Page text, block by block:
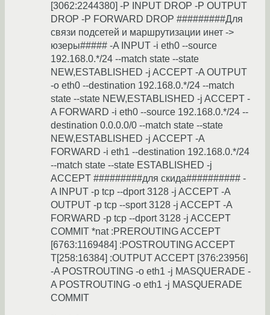
[3062:2244380] -P INPUT DROP -P OUTPUT
DROP -P FORWARD DROP #########Для
связи подсетей и маршрутизации инет ->
юзеры##### -A INPUT -i eth0 --source
192.168.0.*/24 --match state --state
NEW,ESTABLISHED -j ACCEPT -A OUTPUT
-o eth0 --destination 192.168.0.*/24 --match
state --state NEW,ESTABLISHED -j ACCEPT -
A FORWARD -i eth0 --source 192.168.0.*/24 --
destination 0.0.0.0/0 --match state --state
NEW,ESTABLISHED -j ACCEPT -A
FORWARD -i eth1 --destination 192.168.0.*/24
--match state --state ESTABLISHED -j
ACCEPT #########для скида########## -
A INPUT -p tcp --dport 3128 -j ACCEPT -A
OUTPUT -p tcp --sport 3128 -j ACCEPT -A
FORWARD -p tcp --dport 3128 -j ACCEPT
COMMIT *nat :PREROUTING ACCEPT
[6763:1169484] :POSTROUTING ACCEPT
T[258:16384] :OUTPUT ACCEPT [376:23956]
-A POSTROUTING -o eth1 -j MASQUERADE -
A POSTROUTING -o eth1 -j MASQUERADE
COMMIT